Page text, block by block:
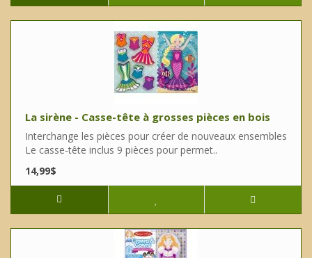
La sirène - Casse-tête à grosses pièces en bois
Interchange les pièces pour créer de nouveaux ensembles
Le casse-tête inclus 9 pièces pour permet..
14,99$